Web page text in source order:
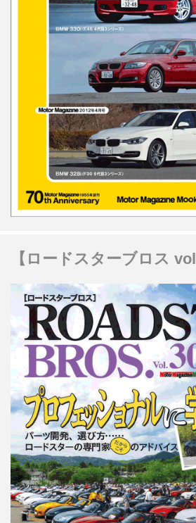
【ロードスターブロス